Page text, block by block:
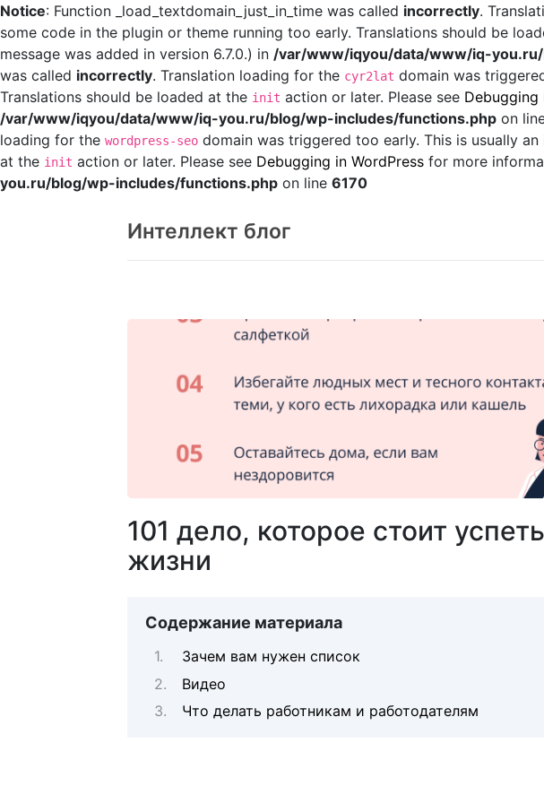
Notice: Function _load_textdomain_just_in_time was called incorrectly.
some code in the plugin or theme running too early. Translations should be
message was added in version 6.7.0.) in /var/www/iqyou/data/www/iq-
was called incorrectly. Translation loading for the cyr2lat domain was
Translations should be loaded at the init action or later. Please see Debugging
/var/www/iqyou/data/www/iq-you.ru/blog/wp-includes/functions.php on
loading for the wordpress-seo domain was triggered too early. This is usually
at the init action or later. Please see Debugging in WordPress for more
you.ru/blog/wp-includes/functions.php on line 6170
Интеллект блог
101 дело, которое стоит
жизни
Содержание материала
Зачем вам нужен список
Видео
Что делать работникам и работодателям